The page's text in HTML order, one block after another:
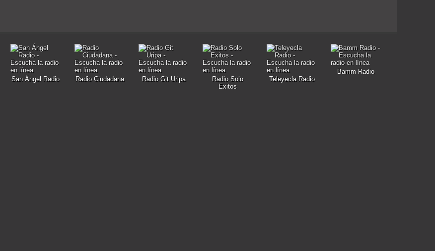
San Ángel Radio
Radio Ciudadana Radio Git Uripa
Radio Solo
Exitos
Teleyecla Radio
Bamm Radio